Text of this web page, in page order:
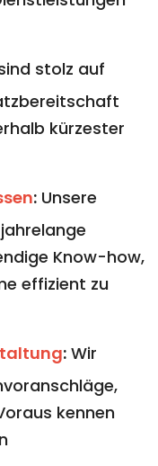
stolz auf
kürzester
: Unsere
Know-how,
effizient zu
: Wir
kennen